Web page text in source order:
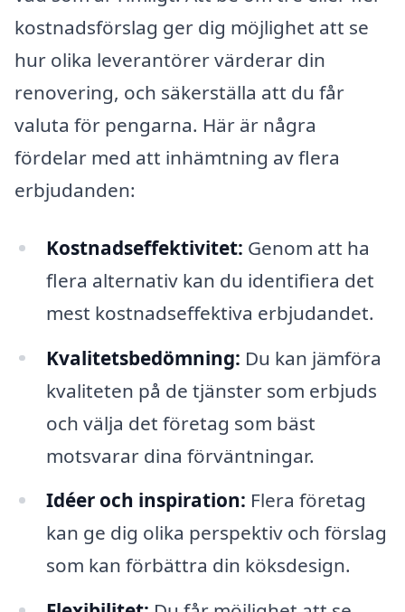
kostnadsförslag ger dig möjlighet att se
hur olika leverantörer värderar din
renovering, och säkerställa att du får
valuta för pengarna. Här är några
fördelar med att inhämtning av flera
erbjudanden:
Kostnadseffektivitet: Genom att ha
flera alternativ kan du identifiera det
mest kostnadseffektiva erbjudandet.
Kvalitetsbedömning: Du kan jämföra
kvaliteten på de tjänster som erbjuds
och välja det företag som bäst
motsvarar dina förväntningar.
Idéer och inspiration: Flera företag
kan ge dig olika perspektiv och förslag
som kan förbättra din köksdesign.